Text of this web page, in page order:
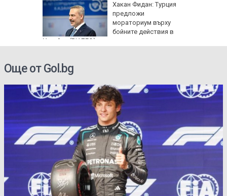
Хакан Фидан: Турция
предложи
мораториум върху
бойните действия в
Украйна (ВИДЕО)
Още от Gol.bg